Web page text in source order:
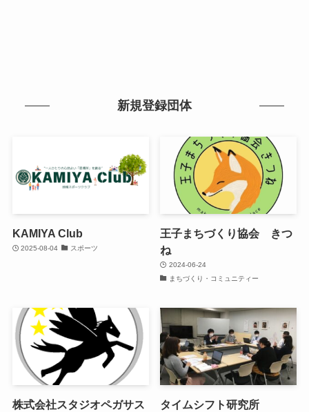
新規登録団体
KAMIYA Club
2025-08-04 スポーツ
王子まちづくり協会 きつ
ね
2024-06-24
まちづくり・コミュニティー
株式会社スタジオペガサス タイムシフト研究所